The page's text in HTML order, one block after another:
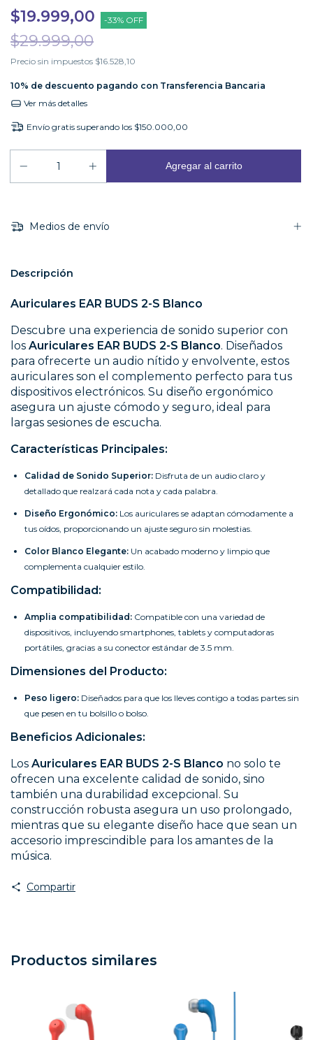
$19.999,00 -33% OFF
$29.999,00
Precio sin impuestos $16.528,10
10% de descuento pagando con Transferencia Bancaria
Ver más detalles
Envío gratis superando los $150.000,00
Medios de envío
Descripción
Auriculares EAR BUDS 2-S Blanco
Descubre una experiencia de sonido superior con
los Auriculares EAR BUDS 2-S Blanco. Diseñados
para ofrecerte un audio nítido y envolvente, estos
auriculares son el complemento perfecto para tus
dispositivos electrónicos. Su diseño ergonómico
asegura un ajuste cómodo y seguro, ideal para
largas sesiones de escucha.
Características Principales:
Calidad de Sonido Superior: Disfruta de un audio claro y
detallado que realzará cada nota y cada palabra.
Diseño Ergonómico: Los auriculares se adaptan cómodamente a
tus oídos, proporcionando un ajuste seguro sin molestias.
Color Blanco Elegante: Un acabado moderno y limpio que
complementa cualquier estilo.
Compatibilidad:
Amplia compatibilidad: Compatible con una variedad de
dispositivos, incluyendo smartphones, tablets y computadoras
portátiles, gracias a su conector estándar de 3.5 mm.
Dimensiones del Producto:
Peso ligero: Diseñados para que los lleves contigo a todas partes sin
que pesen en tu bolsillo o bolso.
Beneficios Adicionales:
Los Auriculares EAR BUDS 2-S Blanco no solo te
ofrecen una excelente calidad de sonido, sino
también una durabilidad excepcional. Su
construcción robusta asegura un uso prolongado,
mientras que su elegante diseño hace que sean un
accesorio imprescindible para los amantes de la
música.
Compartir
Productos similares